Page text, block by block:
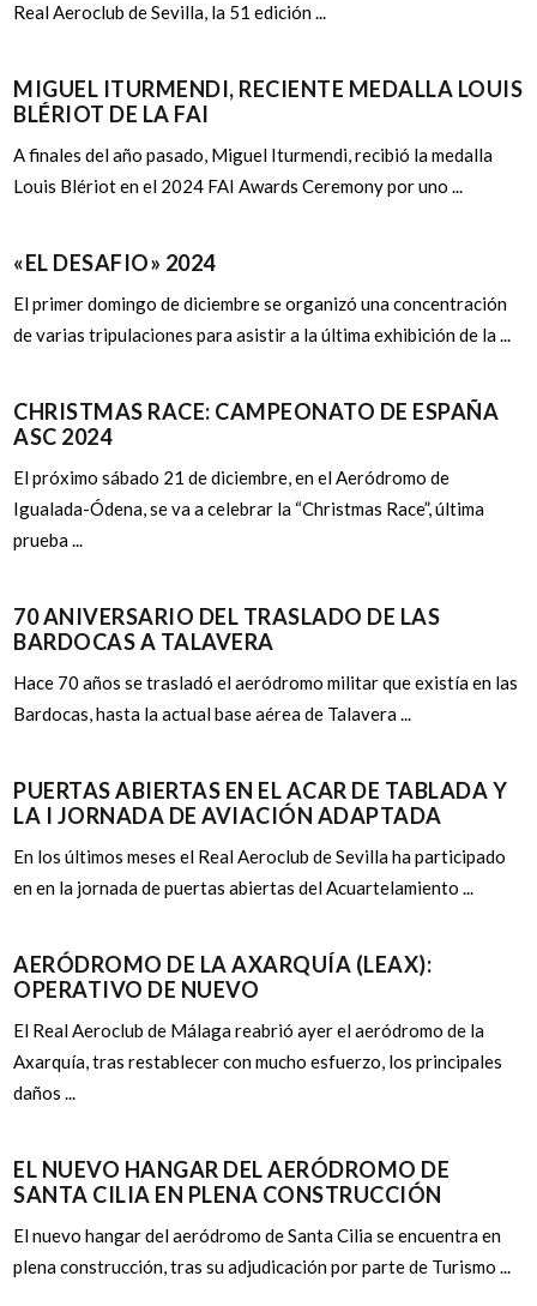
Real Aeroclub de Sevilla, la 51 edición ...
MIGUEL ITURMENDI, RECIENTE MEDALLA LOUIS
BLÉRIOT DE LA FAI
A finales del año pasado, Miguel Iturmendi, recibió la medalla
Louis Blériot en el 2024 FAI Awards Ceremony por uno ...
«EL DESAFIO» 2024
El primer domingo de diciembre se organizó una concentración
de varias tripulaciones para asistir a la última exhibición de la ...
CHRISTMAS RACE: CAMPEONATO DE ESPAÑA
ASC 2024
El próximo sábado 21 de diciembre, en el Aeródromo de
Igualada-Ódena, se va a celebrar la “Christmas Race”, última
prueba ...
70 ANIVERSARIO DEL TRASLADO DE LAS
BARDOCAS A TALAVERA
Hace 70 años se trasladó el aeródromo militar que existía en las
Bardocas, hasta la actual base aérea de Talavera ...
PUERTAS ABIERTAS EN EL ACAR DE TABLADA Y
LA I JORNADA DE AVIACIÓN ADAPTADA
En los últimos meses el Real Aeroclub de Sevilla ha participado
en en la jornada de puertas abiertas del Acuartelamiento ...
AERÓDROMO DE LA AXARQUÍA (LEAX):
OPERATIVO DE NUEVO
El Real Aeroclub de Málaga reabrió ayer el aeródromo de la
Axarquía, tras restablecer con mucho esfuerzo, los principales
daños ...
EL NUEVO HANGAR DEL AERÓDROMO DE
SANTA CILIA EN PLENA CONSTRUCCIÓN
El nuevo hangar del aeródromo de Santa Cilia se encuentra en
plena construcción, tras su adjudicación por parte de Turismo ...